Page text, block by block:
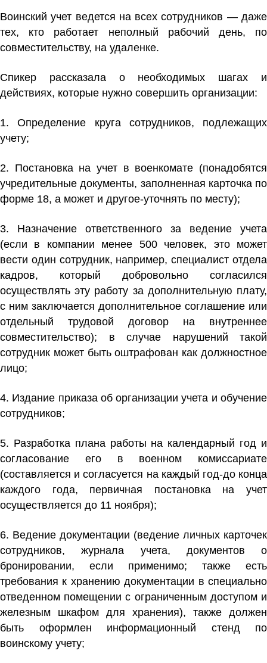
Воинский учет ведется на всех сотрудников — даже
тех, кто работает неполный рабочий день, по
совместительству, на удаленке.
Спикер рассказала о необходимых шагах и
действиях, которые нужно совершить организации:
1. Определение круга сотрудников, подлежащих
учету;
2. Постановка на учет в военкомате (понадобятся
учредительные документы, заполненная карточка по
форме 18, а может и другое-уточнять по месту);
3. Назначение ответственного за ведение учета
(если в компании менее 500 человек, это может
вести один сотрудник, например, специалист отдела
кадров, который добровольно согласился
осуществлять эту работу за дополнительную плату,
с ним заключается дополнительное соглашение или
отдельный трудовой договор на внутреннее
совместительство); в случае нарушений такой
сотрудник может быть оштрафован как должностное
лицо;
4. Издание приказа об организации учета и обучение
сотрудников;
5. Разработка плана работы на календарный год и
согласование его в военном комиссариате
(составляется и согласуется на каждый год-до конца
каждого года, первичная постановка на учет
осуществляется до 11 ноября);
6. Ведение документации (ведение личных карточек
сотрудников, журнала учета, документов о
бронировании, если применимо; также есть
требования к хранению документации в специально
отведенном помещении с ограниченным доступом и
железным шкафом для хранения), также должен
быть оформлен информационный стенд по
воинскому учету;